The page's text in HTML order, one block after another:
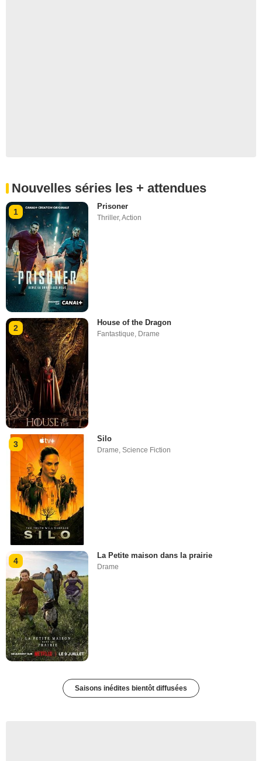
Nouvelles séries les + attendues
1
Prisoner
Thriller,Action
2
House of the Dragon
Fantastique, Drame
3
Silo
Drame,Science Fiction
4
La Petite maison dans la prairie
Drame
Saisons inédites bientôt diffusées